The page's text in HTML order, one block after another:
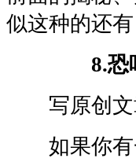
似这种的还
8.恐
写原创文
如果你有